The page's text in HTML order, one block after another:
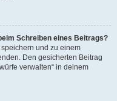
Schreiben eines Beitrags?
und zu einem
Den gesicherten Beitrag
verwalten“ in deinem